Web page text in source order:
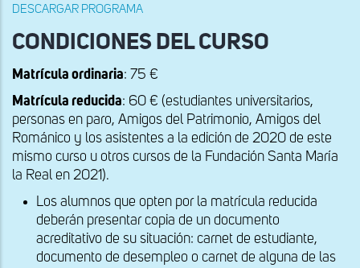
DESCARGAR PROGRAMA
CONDICIONES DEL CURSO
Matrícula ordinaria: 75 €
Matrícula reducida: 60 € (estudiantes universitarios,
personas en paro, Amigos del Patrimonio, Amigos del
Románico y los asistentes a la edición de 2020 de este
mismo curso u otros cursos de la Fundación Santa María
la Real en 2021).
Los alumnos que opten por la matrícula reducida
deberán presentar copia de un documento
acreditativo de su situación: carnet de estudiante,
documento de desempleo o carnet de alguna de las